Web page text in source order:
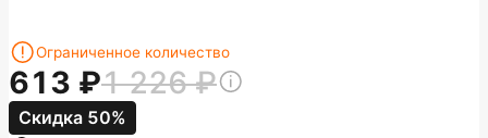
Ограниченное количество
613 1 226
Скидка 50%